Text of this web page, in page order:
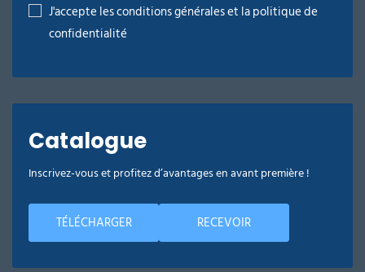
J'accepte les conditions générales et la politique de
confidentialité
Catalogue
Inscrivez-vous et profitez d’avantages en avant première !
TÉLÉCHARGER RECEVOIR